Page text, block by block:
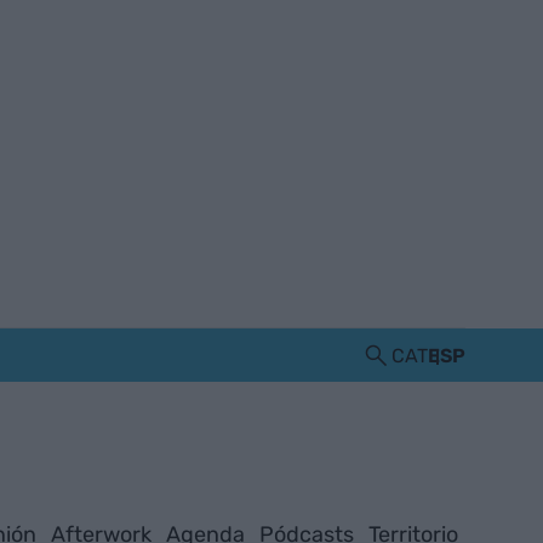
CATESP
Afterwork Agenda Pódcasts Territorio